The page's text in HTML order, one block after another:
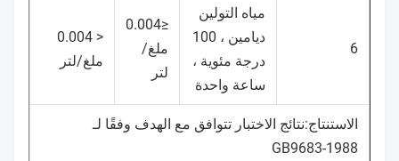
6
مياه التولين
ديامين ، 100
درجة مئوية ،
ساعة واحدة
≤0.004
ملغ/
لتر
< 0.004
ملغ/لتر
الاستنتاج:نتائج الاختبار تتوافق مع الهدف وفقًا لـ
GB9683-1988